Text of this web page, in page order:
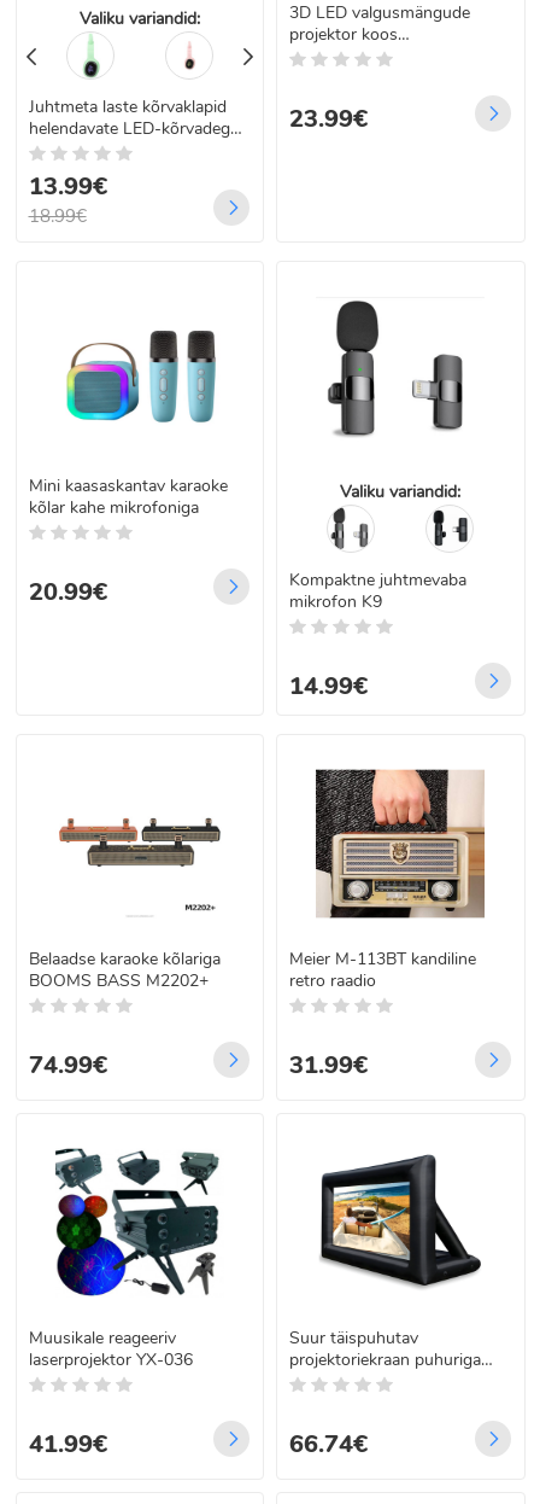
Valiku variandid:
Juhtmeta laste kõrvaklapid
helendavate LED-kõrvadega,
P58M
13.99€
18.99€
3D LED valgusmängude
projektor koos
kaugjuhtimispuldi ja kõlariga
23.99€
Mini kaasaskantav karaoke
kõlar kahe mikrofoniga
20.99€
Valiku variandid:
Kompaktne juhtmevaba
mikrofon K9
14.99€
Belaadse karaoke kõlariga
BOOMS BASS M2202+
74.99€
Meier M-113BT kandiline
retro raadio
31.99€
Muusikale reageeriv
laserprojektor YX-036
41.99€
Suur täispuhutav
projektoriekraan puhuriga
filmide näitamiseks
66.74€